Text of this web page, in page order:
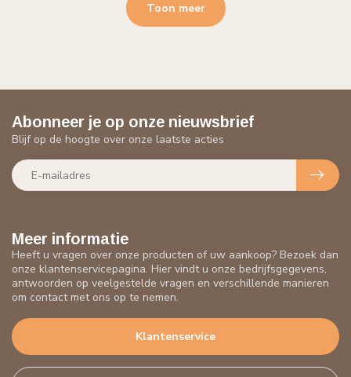
Toon meer
Meer informatie
Heeft u vragen over onze producten of uw aankoop? Bezoek dan
onze klantenservicepagina. Hier vindt u onze bedrijfsgegevens,
antwoorden op veelgestelde vragen en verschillende manieren
om contact met ons op te nemen.
Klantenservice
Abonneer je op onze nieuwsbrief
Blijf op de hoogte over onze laatste acties